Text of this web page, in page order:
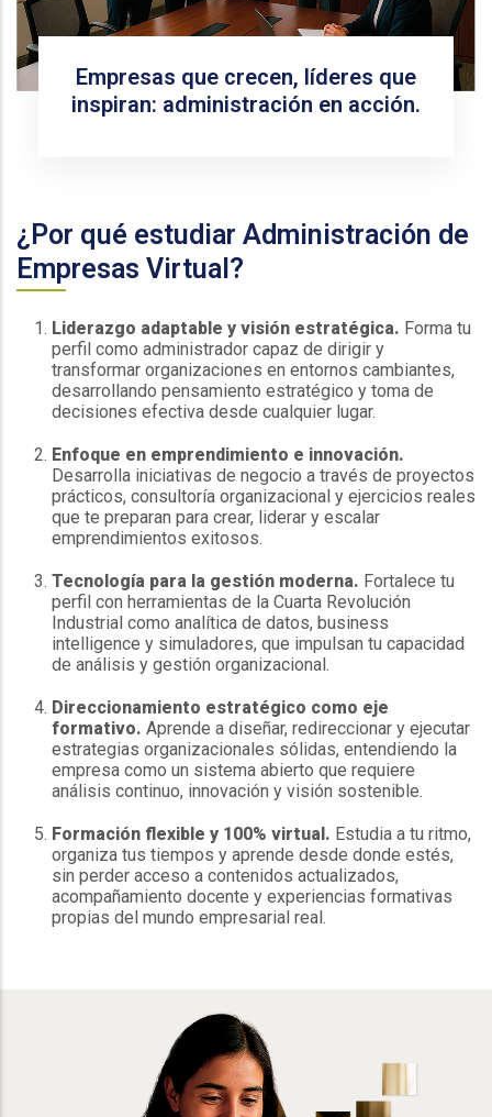
Empresas que crecen, líderes que
inspiran: administración en acción.
¿Por qué estudiar Administración de
Empresas Virtual?
Liderazgo adaptable y visión estratégica. Forma tu
perfil como administrador capaz de dirigir y
transformar organizaciones en entornos cambiantes,
desarrollando pensamiento estratégico y toma de
decisiones efectiva desde cualquier lugar.
Enfoque en emprendimiento e innovación.
Desarrolla iniciativas de negocio a través de proyectos
prácticos, consultoría organizacional y ejercicios reales
que te preparan para crear, liderar y escalar
emprendimientos exitosos.
Tecnología para la gestión moderna. Fortalece tu
perfil con herramientas de la Cuarta Revolución
Industrial como analítica de datos, business
intelligence y simuladores, que impulsan tu capacidad
de análisis y gestión organizacional.
Direccionamiento estratégico como eje
formativo. Aprende a diseñar, redireccionar y ejecutar
estrategias organizacionales sólidas, entendiendo la
empresa como un sistema abierto que requiere
análisis continuo, innovación y visión sostenible.
Formación flexible y 100% virtual. Estudia a tu ritmo,
organiza tus tiempos y aprende desde donde estés,
sin perder acceso a contenidos actualizados,
acompañamiento docente y experiencias formativas
propias del mundo empresarial real.